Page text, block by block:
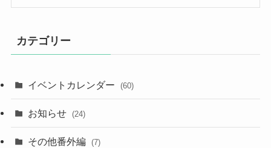
カテゴリー
イベントカレンダー (60)
お知らせ (24)
その他番外編 (7)